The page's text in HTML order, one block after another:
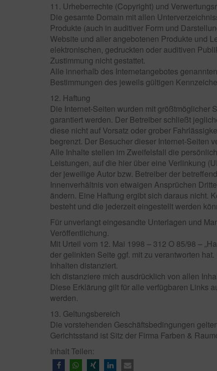
11. Urheberrechte (Copyright) und
Die gesamte Domain mit allen
Produkte (auch in auditiver Form und
Website und aller angebotenen Produkte und
elektronischen, gedruckten oder auditiven
Zustimmung nicht gestattet.
Alle innerhalb des Internetangebotes
Bestimmungen des jeweils gültigen
12. Haftung
Die Internet-Seiten wurden mit größtmöglicher
garantiert werden. Der Betreiber schließt
diese nicht auf Vorsatz oder grober
begrenzt. Der Besucher dieser Internet-Seiten
Alle Inhalte stellen im Zweifelsfall die
Leistungen, auf die hier über eine Verlinkung
der jeweilige Autor bzw. Betreiber der
Innenverhältnis von etwaigen Ansprüchen
ändern. Eine Haftung ergibt sich daraus nicht.
besteht und die jederzeit eingestellt werden
Für unverlangt eingesandte Unterlagen und
Veröffentlichung.
Mit Urteil vom 12. Mai 1998 – 312 O 85/98 –
der gelinkten Seite ggf. mit zu verantworten
Inhalten distanziert.
Ich distanziere mich ausdrücklich von allen
Diese Erklärung gilt für alle verfügbaren Links
werden.
13. Geltungsbereich
Die vorstehenden Geschäftsbedingungen
Gerichtsstand ist Sitz der Firma Farben &
Inhalt Teilen: